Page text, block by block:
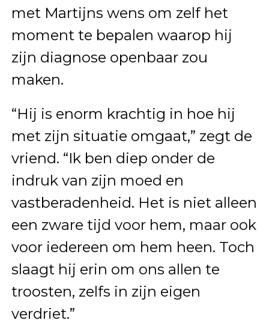
met Martijns wens om zelf het
moment te bepalen waarop hij
zijn diagnose openbaar zou
maken.
“Hij is enorm krachtig in hoe hij
met zijn situatie omgaat,” zegt de
vriend. “Ik ben diep onder de
indruk van zijn moed en
vastberadenheid. Het is niet alleen
een zware tijd voor hem, maar ook
voor iedereen om hem heen. Toch
slaagt hij erin om ons allen te
troosten, zelfs in zijn eigen
verdriet.”